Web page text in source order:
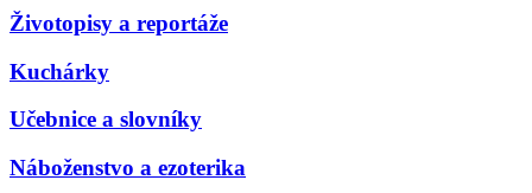
Životopisy a reportáže
Kuchárky
Učebnice a slovníky
Náboženstvo a ezoterika